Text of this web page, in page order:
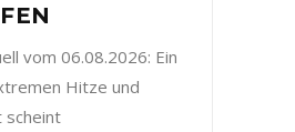
vom 06.08.2026: Ein
Hitze und
scheint